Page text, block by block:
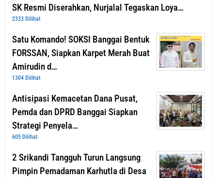
SK Resmi Diserahkan, Nurjalal Tegaskan Loya…
2333 Dilihat
Satu Komando! SOKSI Banggai Bentuk
FORSSAN, Siapkan Karpet Merah Buat
Amirudin d…
1304 Dilihat
Antisipasi Kemacetan Dana Pusat,
Pemda dan DPRD Banggai Siapkan
Strategi Penyela…
605 Dilihat
2 Srikandi Tangguh Turun Langsung
Pimpin Pemadaman Karhutla di Desa